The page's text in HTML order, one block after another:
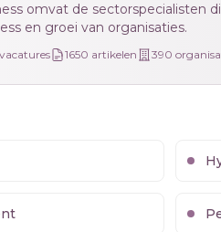
omvat de sectorspecialisten
en groei van organisaties.
vacatures 1650 artikelen 390